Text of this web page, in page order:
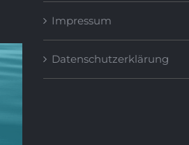
Impressum
Datenschutzerklärung